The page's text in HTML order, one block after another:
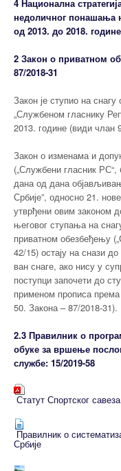
4 Национална
недоличног понашања
од 2013. до 2018.
2 Закон о приватном
87/2018-31
Закон је ступио на
„Службеном гласнику
2013. године (види члан
Закон о изменама и
(„Службени гласник РС“,
дана од дана
Србије”, односно 21.
утврђени овим законом
његовог ступања на
приватном обезбеђењу
42/15) остају на снази
ван снаге, ако нису у
поступци започети до
применом прописа
50. Закона – 87/2018-31).
2.3 Правилник о
обуке за вршење
службе: 15/2019-58
Статут Спортског
Правилник о
Србије